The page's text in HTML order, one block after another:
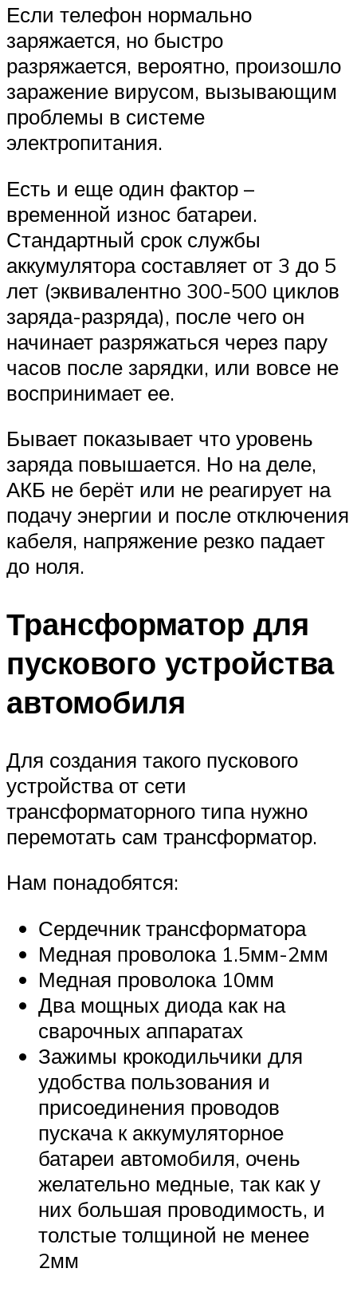
Если телефон нормально
заряжается, но быстро
разряжается, вероятно, произошло
заражение вирусом, вызывающим
проблемы в системе
электропитания.
Есть и еще один фактор –
временной износ батареи.
Стандартный срок службы
аккумулятора составляет от 3 до 5
лет (эквивалентно 300-500 циклов
заряда-разряда), после чего он
начинает разряжаться через пару
часов после зарядки, или вовсе не
воспринимает ее.
Бывает показывает что уровень
заряда повышается. Но на деле,
АКБ не берёт или не реагирует на
подачу энергии и после отключения
кабеля, напряжение резко падает
до ноля.
Трансформатор для
пускового устройства
автомобиля
Для создания такого пускового
устройства от сети
трансформаторного типа нужно
перемотать сам трансформатор.
Нам понадобятся:
Сердечник трансформатора
Медная проволока 1.5мм-2мм
Медная проволока 10мм
Два мощных диода как на
сварочных аппаратах
Зажимы крокодильчики для
удобства пользования и
присоединения проводов
пускача к аккумуляторное
батареи автомобиля, очень
желательно медные, так как у
них большая проводимость, и
толстые толщиной не менее
2мм